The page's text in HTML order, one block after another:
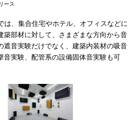
ース
、集合住宅やホテル、オフィスなどに
築部材に対して、さまざまな方向から音
遮音実験だけでなく、建築内装材の吸音
音実験、配管系の設備固体音実験も可